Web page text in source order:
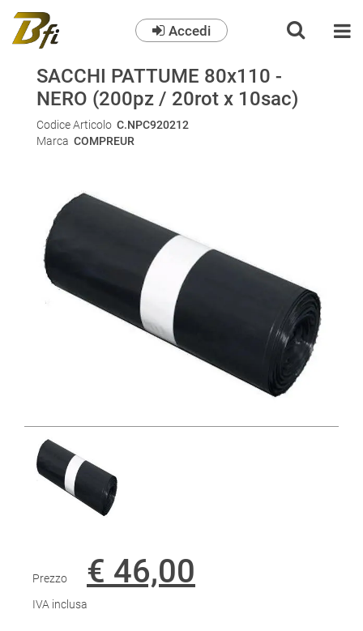
Accedi
SACCHI PATTUME 80x110 -
NERO (200pz / 20rot x 10sac)
Codice Articolo C.NPC920212
Marca COMPREUR
Prezzo € 46,00
IVA inclusa